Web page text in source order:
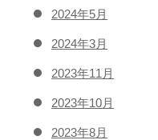
2024年5月
2024年3月
2023年11月
2023年10月
2023年8月